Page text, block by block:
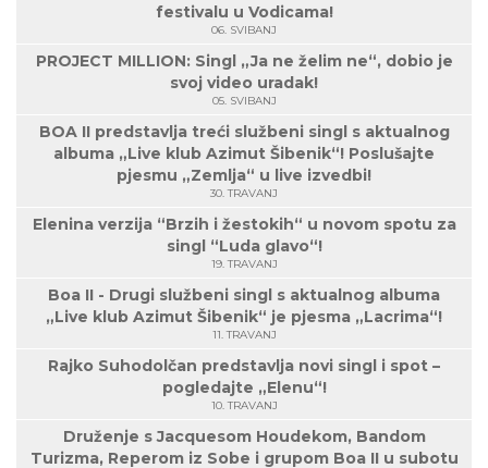
festivalu u Vodicama!
06. SVIBANJ
PROJECT MILLION: Singl „Ja ne želim ne“, dobio je
svoj video uradak!
05. SVIBANJ
BOA II predstavlja treći službeni singl s aktualnog
albuma „Live klub Azimut Šibenik“! Poslušajte
pjesmu „Zemlja“ u live izvedbi!
30. TRAVANJ
Elenina verzija “Brzih i žestokih“ u novom spotu za
singl “Luda glavo“!
19. TRAVANJ
Boa II - Drugi službeni singl s aktualnog albuma
„Live klub Azimut Šibenik“ je pjesma „Lacrima“!
11. TRAVANJ
Rajko Suhodolčan predstavlja novi singl i spot –
pogledajte „Elenu“!
10. TRAVANJ
Druženje s Jacquesom Houdekom, Bandom
Turizma, Reperom iz Sobe i grupom Boa II u subotu